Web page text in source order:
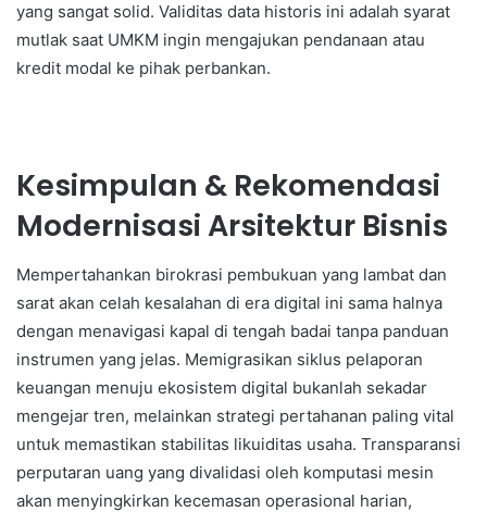
yang sangat solid. Validitas data historis ini adalah syarat
mutlak saat UMKM ingin mengajukan pendanaan atau
kredit modal ke pihak perbankan.
Kesimpulan & Rekomendasi
Modernisasi Arsitektur Bisnis
Mempertahankan birokrasi pembukuan yang lambat dan
sarat akan celah kesalahan di era digital ini sama halnya
dengan menavigasi kapal di tengah badai tanpa panduan
instrumen yang jelas. Memigrasikan siklus pelaporan
keuangan menuju ekosistem digital bukanlah sekadar
mengejar tren, melainkan strategi pertahanan paling vital
untuk memastikan stabilitas likuiditas usaha. Transparansi
perputaran uang yang divalidasi oleh komputasi mesin
akan menyingkirkan kecemasan operasional harian,